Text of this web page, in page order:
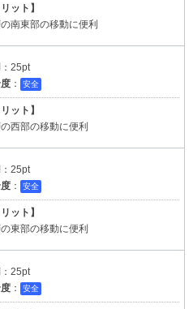
リット】
南東部の移動に便利
：25pt
： 安全
リット】
の西部の移動に便利
：25pt
： 安全
リット】
の東部の移動に便利
：25pt
： 安全